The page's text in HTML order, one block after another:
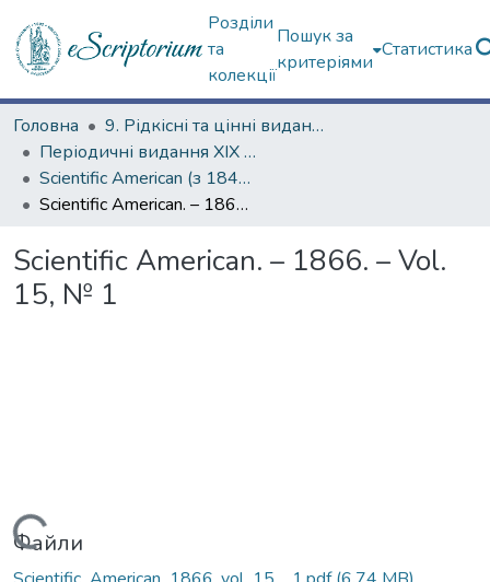
Розділи
та
колекції
Пошук за
критеріями
Статистика
Головна
9. Рідкісні та цінні видання
Періодичні видання ХІХ ст.
Scientific American (з 1845 р.)
Scientific American. – 1866. – Vol. 15, № 1
Scientific American. – 1866. – Vol.
15, № 1
Файли